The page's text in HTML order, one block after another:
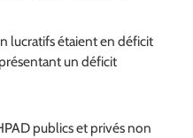
lucratifs étaient en déficit
un déficit
publics et privés non